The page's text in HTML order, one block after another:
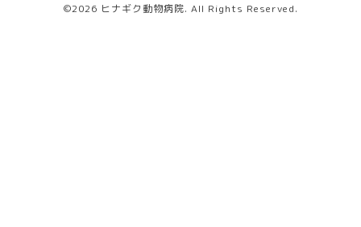
©2026 ヒナギク動物病院. All Rights Reserved.